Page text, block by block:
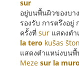
sur
อยู่บนพื้นผิวของบา
รองรับ การตรึงอยู่
ครั้งที่ sur แสดงต
la tero kuŝas
แสดงตำแหน่งบนพื้
Meze sur la muro